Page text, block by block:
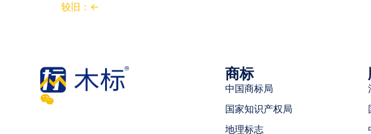
较旧： ←
商标
中国商标局
国家知识产权局
地理标志